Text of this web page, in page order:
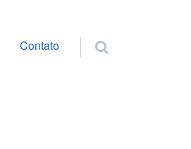
Contato